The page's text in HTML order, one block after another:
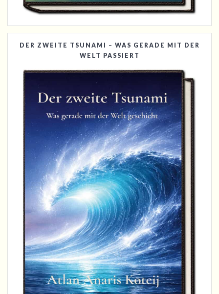
DER ZWEITE TSUNAMI – WAS GERADE MIT DER
WELT PASSIERT